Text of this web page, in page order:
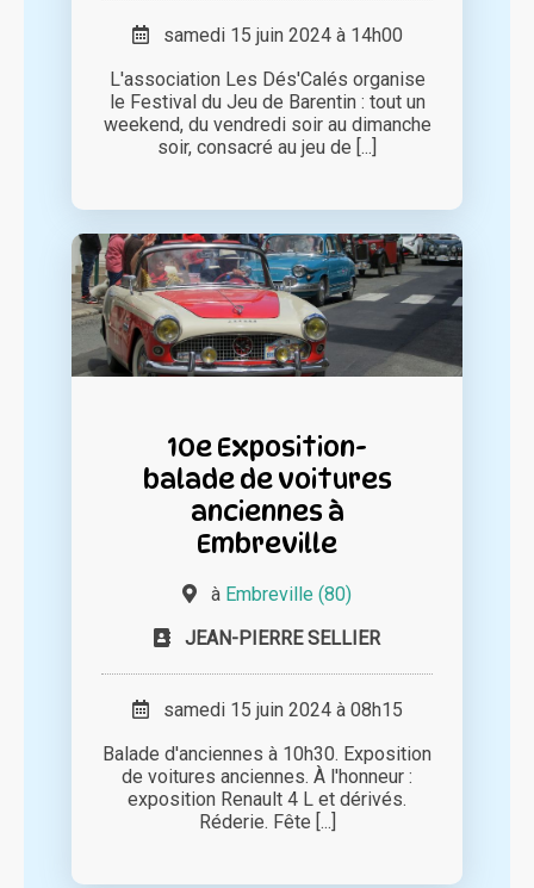
samedi 15 juin 2024 à 14h00
L'association Les Dés'Calés organise
le Festival du Jeu de Barentin : tout un
weekend, du vendredi soir au dimanche
soir, consacré au jeu de [...]
10e Exposition-
balade de voitures
anciennes à
Embreville
à Embreville (80)
JEAN-PIERRE SELLIER
samedi 15 juin 2024 à 08h15
Balade d'anciennes à 10h30. Exposition
de voitures anciennes. À l'honneur :
exposition Renault 4 L et dérivés.
Réderie. Fête [...]